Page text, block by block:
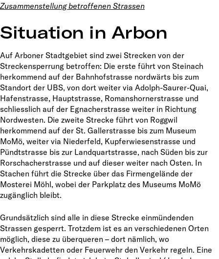
Zusammenstellung betroffenen Strassen
Situation in Arbon
Auf Arboner Stadtgebiet sind zwei Strecken von der
Streckensperrung betroffen: Die erste führt von Steinach
herkommend auf der Bahnhofstrasse nordwärts bis zum
Standort der UBS, von dort weiter via Adolph-Saurer-Quai,
Hafenstrasse, Hauptstrasse, Romanshornerstrasse und
schliesslich auf der Egnacherstrasse weiter in Richtung
Nordwesten. Die zweite Strecke führt von Roggwil
herkommend auf der St. Gallerstrasse bis zum Museum
MoMö, weiter via Niederfeld, Kupferwiesenstrasse und
Pündtstrasse bis zur Landquartstrasse, nach Süden bis zur
Rorschacherstrasse und auf dieser weiter nach Osten. In
Stachen führt die Strecke über das Firmengelände der
Mosterei Möhl, wobei der Parkplatz des Museums MoMö
zugänglich bleibt.
Grundsätzlich sind alle in diese Strecke einmündenden
Strassen gesperrt. Trotzdem ist es an verschiedenen Orten
möglich, diese zu überqueren – dort nämlich, wo
Verkehrskadetten oder Feuerwehr den Verkehr regeln. Eine